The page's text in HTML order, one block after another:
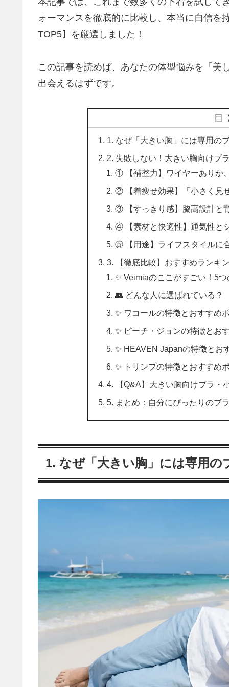
ォーマンスを徹底的に比較し、本当に自信を
TOP5】を厳選しました！
この記事を読めば、あなたの体型悩みを「美
出会えるはずです。
1. なぜ「大きい胸」には専用の
2. 失敗しない！大きい胸向けブ
① 【補整力】ワイヤーありか
② 【着痩せ効果】「小さく見
③ 【すっきり感】脇高設計と
④ 【素材と快適性】通気性と
⑤ 【用途】ライフスタイルに
3. 【徹底比較】おすすめランキ
✨ Veimiaのここがすごい！5
👥 どんな人に選ばれている？
✨ ワコールの特徴とおすすめ
✨ ピーチ・ジョンの特徴とお
✨ HEAVEN Japanの特徴とお
✨ トリンプの特徴とおすすめ
4. 【Q&A】大きい胸向けブラ・
5. まとめ：自分にぴったりのブ
1. なぜ「大きい胸」には専用の